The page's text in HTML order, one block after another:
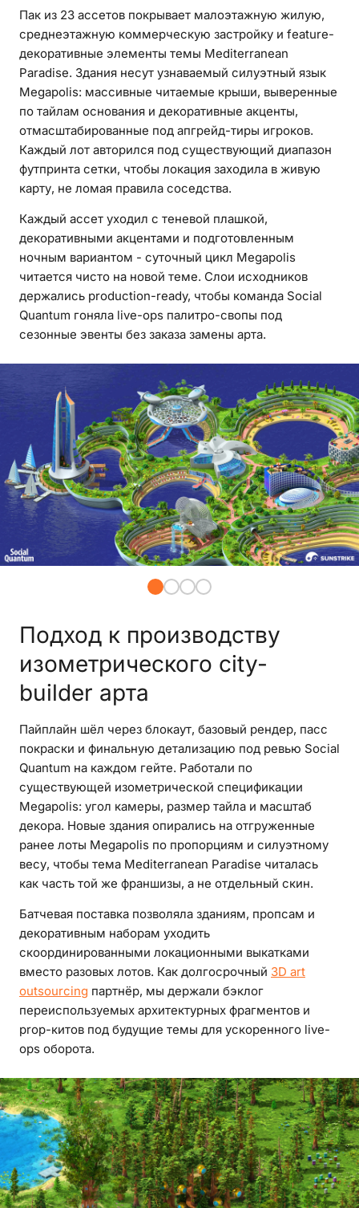
Пак из 23 ассетов покрывает малоэтажную жилую,
среднеэтажную коммерческую застройку и feature-
декоративные элементы темы Mediterranean
Paradise. Здания несут узнаваемый силуэтный язык
Megapolis: массивные читаемые крыши, выверенные
по тайлам основания и декоративные акценты,
отмасштабированные под апгрейд-тиры игроков.
Каждый лот авторился под существующий диапазон
футпринта сетки, чтобы локация заходила в живую
карту, не ломая правила соседства.
Каждый ассет уходил с теневой плашкой,
декоративными акцентами и подготовленным
ночным вариантом - суточный цикл Megapolis
читается чисто на новой теме. Слои исходников
держались production-ready, чтобы команда Social
Quantum гоняла live-ops палитро-свопы под
сезонные эвенты без заказа замены арта.
Подход к производству
изометрического city-
builder арта
Пайплайн шёл через блокаут, базовый рендер, пасс
покраски и финальную детализацию под ревью Social
Quantum на каждом гейте. Работали по
существующей изометрической спецификации
Megapolis: угол камеры, размер тайла и масштаб
декора. Новые здания опирались на отгруженные
ранее лоты Megapolis по пропорциям и силуэтному
весу, чтобы тема Mediterranean Paradise читалась
как часть той же франшизы, а не отдельный скин.
Батчевая поставка позволяла зданиям, пропсам и
декоративным наборам уходить
скоординированными локационными выкатками
вместо разовых лотов. Как долгосрочный 3D art
outsourcing партнёр, мы держали бэклог
переиспользуемых архитектурных фрагментов и
prop-китов под будущие темы для ускоренного live-
ops оборота.